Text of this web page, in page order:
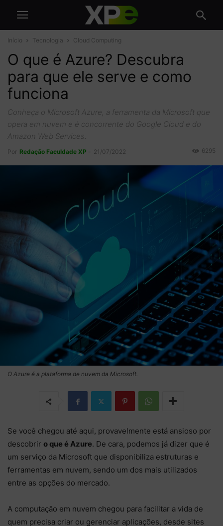
Início Tecnologia Cloud Computing
O que é Azure? Descubra
para que ele serve e como
funciona
Conheça o Microsoft Azure, a ferramenta da Microsoft que
opera em nuvem e é concorrente do Google Cloud e do
Amazon Web Services.
Por Redação Faculdade XP 21/07/2022 6295
O Azure é a plataforma de nuvem da Microsoft.
Se você chegou até aqui, provavelmente está ansioso por
descobrir o que é Azure. De cara, podemos já dizer que é
um serviço da Microsoft que disponibiliza estruturas e
ferramentas em nuvem, sendo um dos mais utilizados
entre as opções do mercado.
A computação em nuvem chegou para facilitar a vida de
quem precisa criar ou gerenciar aplicações, desde sites